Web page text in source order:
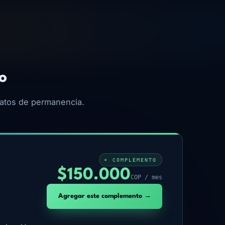
de permanencia.
+ COMPLEMENTO
$150.000COP / mes
Agregar este complemento →